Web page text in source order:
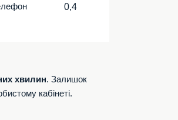
0,4
хвилин. Залишок
кабінеті.